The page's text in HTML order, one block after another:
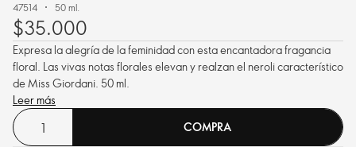
47514 50 ml.
$35.000
Expresa la alegría de la feminidad con esta encantadora fragancia
floral. Las vivas notas florales elevan y realzan el neroli característico
de Miss Giordani. 50 ml.
Leer más
COMPRA